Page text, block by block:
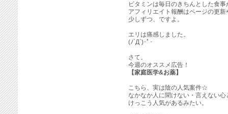
ビタミンは毎日のきちんとした食事
アフィリエイト報酬はページの更
少しずつ、ですよ。
エリは痛感しました。
(ﾉ´Д`)･ﾟ･
さて。
今週のオススメ広告！
【家庭医学&お薬】
こちら、実は陰の人気案件☆
なかなか人に聞けない・言えない
けっこう人気があるみたい。